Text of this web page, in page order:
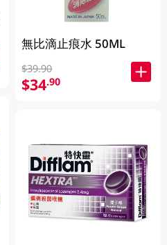
無比滴止痕水 50ML
$39.90
$34.90